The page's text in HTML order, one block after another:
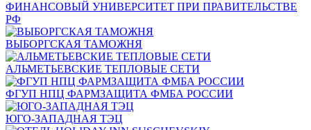
ФИНАНСОВЫЙ УНИВЕРСИТЕТ ПРИ ПРАВИТЕЛЬСТВЕ
РФ
ВЫБОРГСКАЯ ТАМОЖНЯ
АЛЬМЕТЬЕВСКИЕ ТЕПЛОВЫЕ СЕТИ
ФГУП НПЦ ФАРМЗАЩИТА ФМБА РОССИИ
ЮГО-ЗАПАДНАЯ ТЭЦ